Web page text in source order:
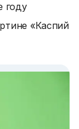
году
«Каспий